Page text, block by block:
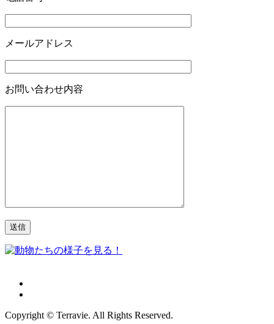
メールアドレス
お問い合わせ内容
Copyright © Terravie. All Rights Reserved.